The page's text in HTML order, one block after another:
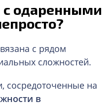
с одаренными
с рядом
сложностей.
сосредоточенные на
в